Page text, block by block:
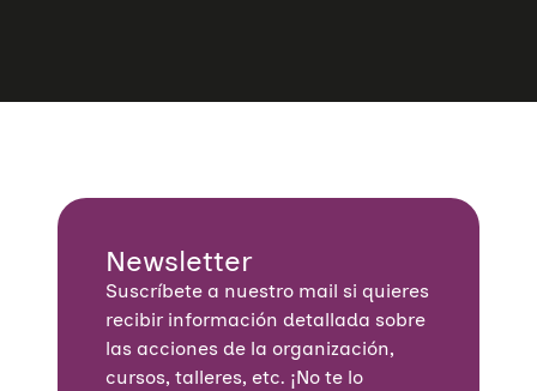
Newsletter
Suscríbete a nuestro mail si quieres
recibir información detallada sobre
las acciones de la organización,
cursos, talleres, etc. ¡No te lo